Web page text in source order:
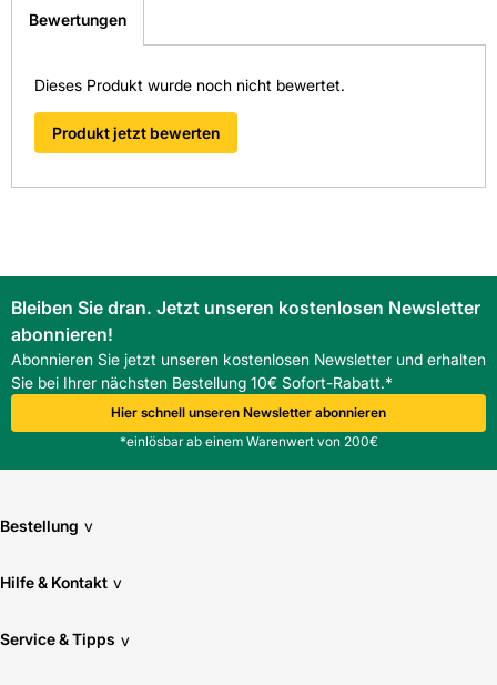
• Metallfreier Durchtrittschutz
• Lederfreie Ausstattung
weitergeleitet zu werden. Wir werden Ihre Anfrage
schnellstmöglich bearbeiten.
Bewertungen
Dieses Produkt wurde noch nicht bewertet.
Produkt jetzt bewerten
Bleiben Sie dran. Jetzt unseren kostenlosen Newsletter
abonnieren!
Abonnieren Sie jetzt unseren kostenlosen Newsletter und erhalten
Sie bei Ihrer nächsten Bestellung 10€ Sofort-Rabatt.*
Hier schnell unseren Newsletter abonnieren
*einlösbar ab einem Warenwert von 200€
Bestellung v
Hilfe & Kontakt v
Service & Tipps v